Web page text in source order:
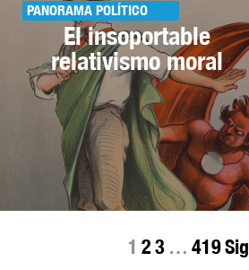
PANORAMA POLÍTICO
El insoportable
relativismo moral
1 23 … 419